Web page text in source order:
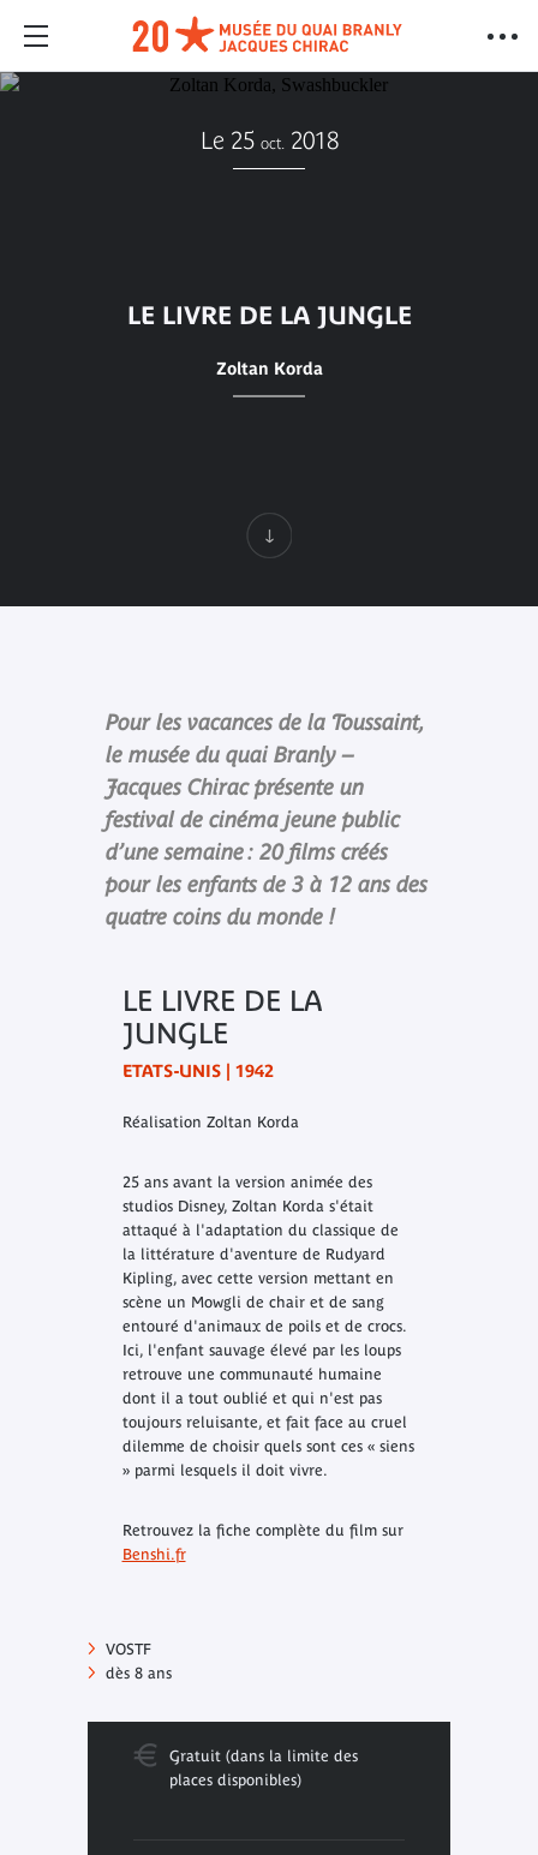
Le 25 oct. 2018
LE LIVRE DE LA JUNGLE
Zoltan Korda
Pour les vacances de la Toussaint,
le musée du quai Branly –
Jacques Chirac présente un
festival de cinéma jeune public
d’une semaine : 20 films créés
pour les enfants de 3 à 12 ans des
quatre coins du monde !
LE LIVRE DE LA
JUNGLE
ETATS-UNIS | 1942
Réalisation Zoltan Korda
25 ans avant la version animée des
studios Disney, Zoltan Korda s'était
attaqué à l'adaptation du classique de
la littérature d'aventure de Rudyard
Kipling, avec cette version mettant en
scène un Mowgli de chair et de sang
entouré d'animaux de poils et de crocs.
Ici, l'enfant sauvage élevé par les loups
retrouve une communauté humaine
dont il a tout oublié et qui n'est pas
toujours reluisante, et fait face au cruel
dilemme de choisir quels sont ces « siens
» parmi lesquels il doit vivre.
Retrouvez la fiche complète du film sur
Benshi.fr
VOSTF
dès 8 ans
Gratuit (dans la limite des
places disponibles)